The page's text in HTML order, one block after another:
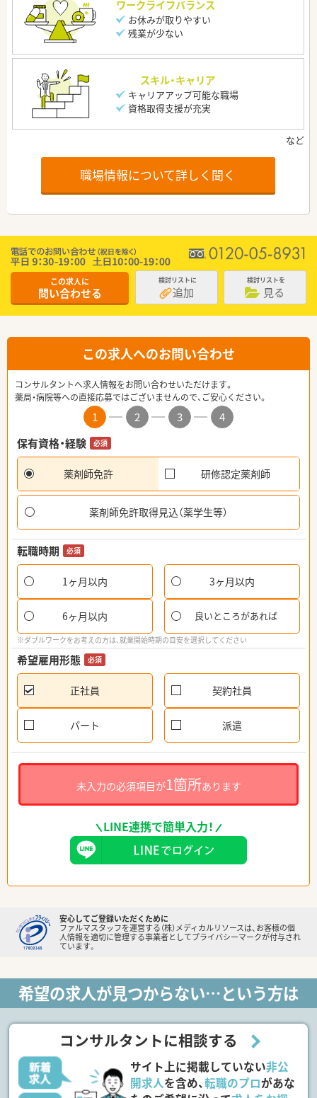
ワークライフバランス
お休みが取りやすい
残業が少ない
スキル・キャリア
キャリアアップ可能な職場
資格取得支援が充実
職場情報について詳しく聞く
この求人に
問い合わせる
検討リストに
追加
検討リストを
見る
この求人へのお問い合わせ
コンサルタントへ求人情報をお問い合わせいただけます。
薬局・病院等への直接応募ではございませんので、ご安心ください。
1 2 3
4
保有資格・経験
必須
薬剤師免許 研修認定薬剤師
薬剤師免許取得見込（薬学生等）
転職時期 必須
1ヶ月以内 3ヶ月以内
6ヶ月以内 良いところがあれば
※ダブルワークをお考えの方は、就業開始時期の目安を選択してください
希望雇用形態 必須
正社員 契約社員
パート 派遣
未入力の必須項目が1箇所あります
LINE連携で簡単入力！
安心してご登録いただくために
ファルマスタッフを運営する（株）メディカルリソースは、お客様の個
人情報を適切に管理する事業者としてプライバシーマークが付与され
ています。
希望の求人が見つからない…という方は
コンサルタントに相談する
サイト上に掲載していない非公
開求人を含め、転職のプロがあな